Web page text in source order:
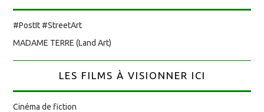
#PostIt #StreetArt
MADAME TERRE (Land Art)
LES FILMS À VISIONNER ICI
Cinéma de fiction